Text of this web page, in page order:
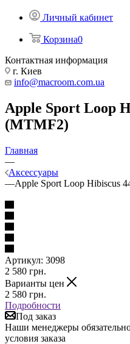
Личный кабинет
Корзина0
Контактная информация
г. Киев
info@macroom.com.ua
Apple Sport Loop
(MTMF2)
Главная
—
Аксессуары
—Apple Sport Loop Hibiscus
Артикул: 3098
2 580 грн.
Варианты цен
2 580 грн.
Подробности
Под заказ
Наши менеджеры
условия заказа